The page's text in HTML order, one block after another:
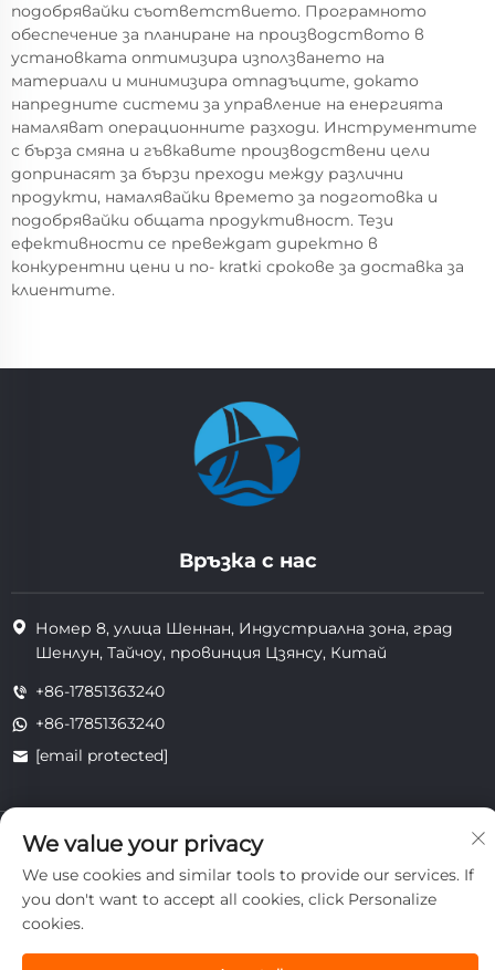
подобрявайки съответствието. Програмното
обеспечение за планиране на производството в
установката оптимизира използването на
материали и минимизира отпадъците, докато
напредните системи за управление на енергията
намаляват операционните разходи. Инструментите
с бърза смяна и гъвкавите производствени цели
допринасят за бързи преходи между различни
продукти, намалявайки времето за подготовка и
подобрявайки общата продуктивност. Тези
ефективности се превеждат директно в
конкурентни цени и по- kratki срокове за доставка за
клиентите.
Връзка с нас
Номер 8, улица Шеннан, Индустриална зона, град
Шенлун, Тайчоу, провинция Цзянсу, Китай
+86-17851363240
+86-17851363240
[email protected]
Всички права запазени. Copyright © 2025 Jiangsu Tongzhou
Heat Resistant Technology Co., Ltd.
поверителност
We value your privacy
We use cookies and similar tools to provide our services. If
you don't want to accept all cookies, click Personalize
cookies.